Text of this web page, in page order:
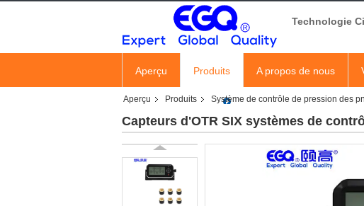
Technologie
Aperçu Produits A propos de nous
Aperçu Produits Système de contrôle de pression des
Capteurs d'OTR SIX systèmes de